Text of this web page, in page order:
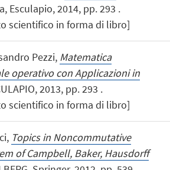
Esculapio, 2014, pp. 293 .
scientifico in forma di libro]
Pezzi, Matematica
operativo con Applicazioni in
2013, pp. 293 .
scientifico in forma di libro]
Topics in Noncommutative
of Campbell, Baker, Hausdorff